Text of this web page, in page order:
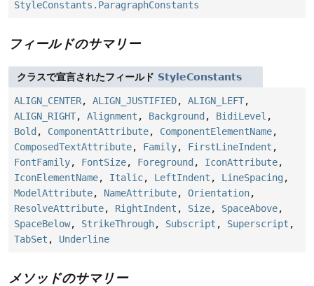
StyleConstants.ParagraphConstants
フィールドのサマリー
クラスで宣言されたフィールド StyleConstants
ALIGN_CENTER, ALIGN_JUSTIFIED, ALIGN_LEFT,
ALIGN_RIGHT, Alignment , Background , BidiLevel ,
Bold , ComponentAttribute, ComponentElementName,
ComposedTextAttribute, Family, FirstLineIndent ,
FontFamily, FontSize, Foreground , IconAttribute,
IconElementName, Italic, LeftIndent , LineSpacing ,
ModelAttribute, NameAttribute, Orientation,
ResolveAttribute, RightIndent , Size, SpaceAbove,
SpaceBelow, StrikeThrough, Subscript , Superscript ,
TabSet , Underline
メソッドのサマリー